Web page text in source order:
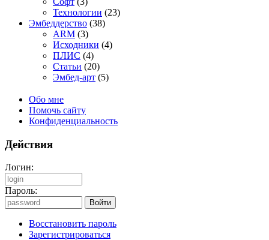
Технологии (23)
Эмбеддерство (38)
ARM (3)
Исходники (4)
ПЛИС (4)
Статьи (20)
Эмбед-арт (5)
Обо мне
Помочь сайту
Конфиденциальность
Действия
Логин:
Пароль:
Восстановить пароль
Зарегистрироваться